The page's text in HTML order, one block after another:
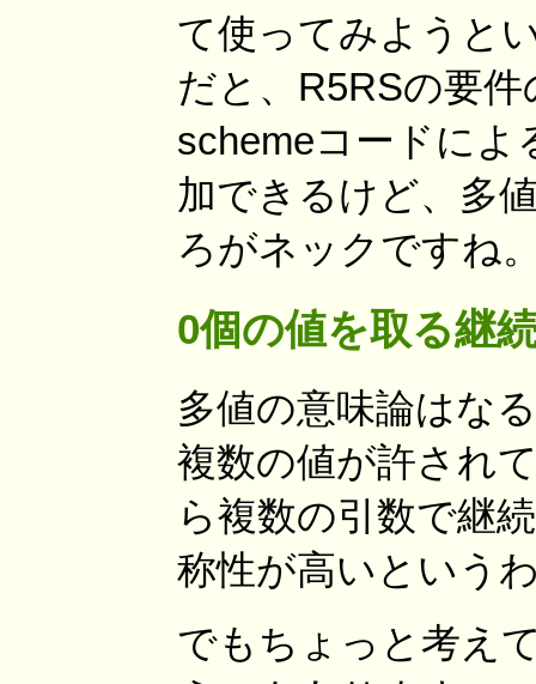
て使ってみようと
だと、R5RSの要
schemeコードによ
加できるけど、多
ろがネックですね
0個の値を取る継
多値の意味論はな
複数の値が許され
ら複数の引数で継
称性が高いという
でもちょっと考え